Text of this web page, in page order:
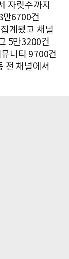
자릿수까지
6700건
계됐고 채널
5만3200건
니티 9700건
채널에서